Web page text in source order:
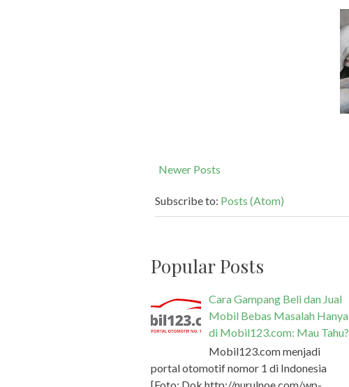
Newer Posts
Subscribe to: Posts (Atom)
Popular Posts
Cara Gampang Beli dan Jual
Mobil Bebas Masalah Hanya
di Mobil123.com: Mau Tahu?
Mobil123.com menjadi
portal otomotif nomor 1 di Indonesia